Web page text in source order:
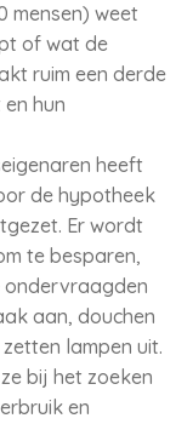
mensen) weet
of wat de
ruim een derde
hun
heeft
de hypotheek
Er wordt
te besparen,
ondervraagden
aan, douchen
lampen uit.
bij het zoeken
en